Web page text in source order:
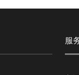
服